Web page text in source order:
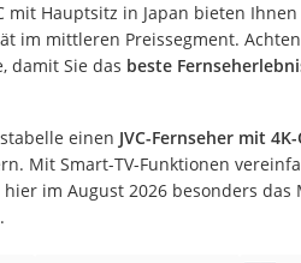
Diascanner
Laser-Multifunktionsdrucker
Powerstation mit Solarpanel
Gaming-PC
mit Hauptsitz in Japan bieten
im mittleren Preissegment.
damit Sie das beste
einen JVC-Fernseher mit
Mit Smart-TV-Funktionen
im August 2026 besonders das